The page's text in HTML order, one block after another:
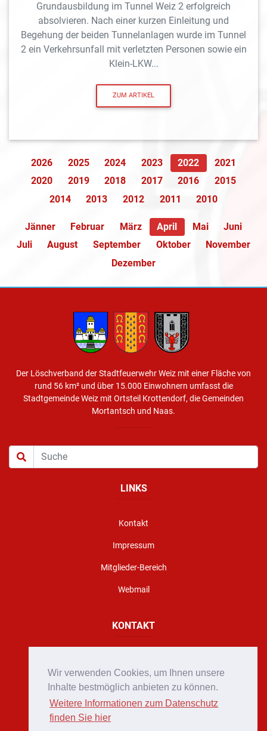
Wir verwenden Cookies, um Ihnen unsere
Inhalte bestmöglich anbieten zu können.
Weitere Informationen zum Datenschutz
finden Sie hier
Grundausbildung im Tunnel Weiz 2 erfolgreich
absolvieren. Nach einer kurzen Einleitung und
Begehung der beiden Tunnelanlagen wurde im Tunnel
2 ein Verkehrsunfall mit verletzten Personen sowie ein
Klein-LKW...
ZUM ARTIKEL
2026 2025 2024 2023 2022
2021
2020
2019 2018 2017 2016
2015
2014
2013 2012 2011 2010
Jänner Februar März April Mai
Juni
Juli
August September Oktober
November
Dezember
Der Löschverband der Stadtfeuerwehr Weiz mit einer Fläche von
rund 56 km² und über 15.000 Einwohnern umfasst die
Stadtgemeinde Weiz mit Ortsteil Krottendorf, die Gemeinden
Mortantsch und Naas.
LINKS
Kontakt
Impressum
Mitglieder-Bereich
Webmail
KONTAKT
office@stadtfeuerwehr-weiz.at
Notruf 122